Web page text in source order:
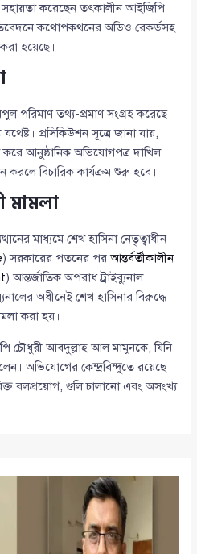
সহায়তা করেছেন তৎকালীন আইজিপি
কথোপকথনের অডিও রেকর্ডসহ
করা হয়েছে।
পরিমাণ তথ্য-প্রমাণ সংগ্রহ করেছে
প্রসিকিউশন সূত্রে জানা যায়,
করে আনুষ্ঠানিক অভিযোগপত্র দাখিল
বিচারিক কার্যক্রম শুরু হবে।
মামলা
মাধ্যমে শেখ হাসিনা নেতৃত্বাধীন
) সরকারের পতনের পরআন্তর্বর্তীকালীন
) আন্তর্জাতিক অপরাধ ট্রাইব্যুনাল
অধীনেই শেখ হাসিনার বিরুদ্ধে
করা হয়।
চৌধুরী আবদুল্লাহ আল মামুনকে, যিনি
অভিযোগের কেন্দ্রবিন্দুতে রয়েছে
বলপ্রয়োগ, গুলি চালানো এবং অসংখ্য